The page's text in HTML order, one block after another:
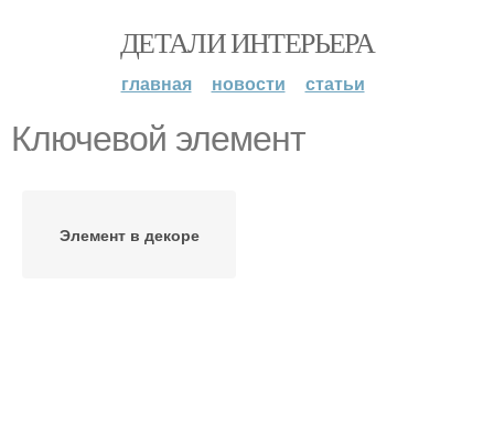
ДЕТАЛИ ИНТЕРЬЕРА
главная новости статьи
Ключевой элемент
Элемент в декоре